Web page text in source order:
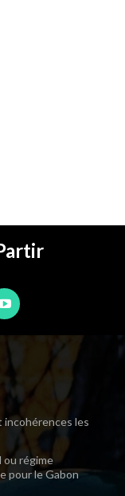
incohérences les
ou régime
pour le Gabon